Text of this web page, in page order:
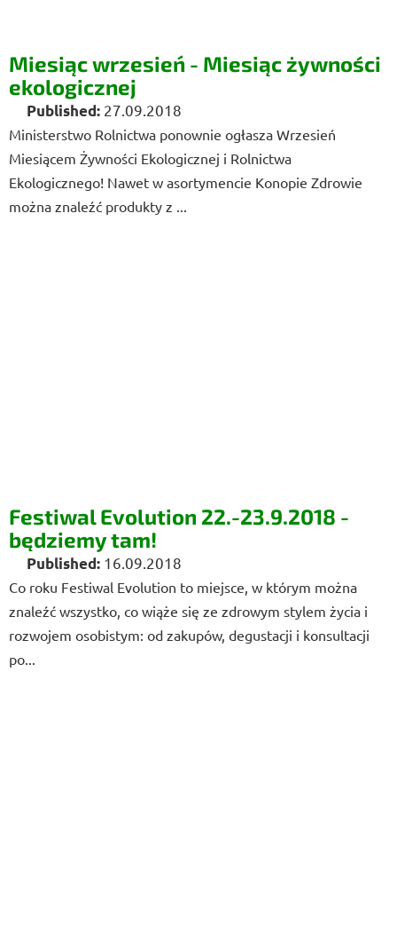
Miesiąc wrzesień - Miesiąc żywności
ekologicznej
27.09.2018
Ministerstwo Rolnictwa ponownie ogłasza Wrzesień
Miesiącem Żywności Ekologicznej i Rolnictwa
Ekologicznego! Nawet w asortymencie Konopie Zdrowie
można znaleźć produkty z ...
Festiwal Evolution 22.-23.9.2018 -
będziemy tam!
16.09.2018
Co roku Festiwal Evolution to miejsce, w którym można
znaleźć wszystko, co wiąże się ze zdrowym stylem życia i
rozwojem osobistym: od zakupów, degustacji i konsultacji
po...